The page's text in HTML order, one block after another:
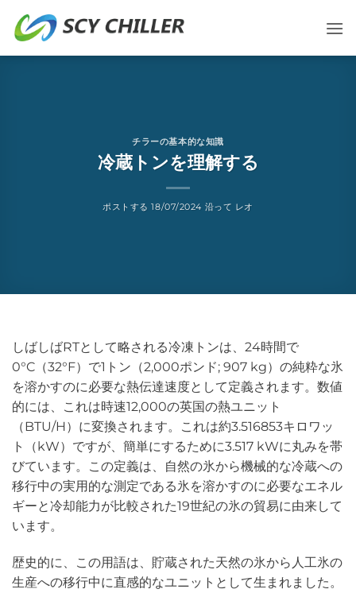
チラーの基本的な知識
冷蔵トンを理解する
ポストする18/07/2024 沿って レオ
しばしばRTとして略される冷凍トンは、24時間で
0°C（32°F）で1トン（2,000ポンド; 907 kg）の純粋な氷
を溶かすのに必要な熱伝達速度として定義されます。数値
的には、これは時速12,000の英国の熱ユニット
（BTU/H）に変換されます。これは約3.516853キロワッ
ト（kW）ですが、簡単にするために3.517 kWに丸みを帯
びています。この定義は、自然の氷から機械的な冷蔵への
移行中の実用的な測定である氷を溶かすのに必要なエネル
ギーと冷却能力が比較された19世紀の氷の貿易に由来して
います。
歴史的に、この用語は、貯蔵された天然の氷から人工氷の
生産への移行中に直感的なユニットとして生まれました。